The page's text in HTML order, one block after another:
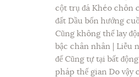
cột trụ đá Khéo chôn
đất Dầu bốn hướng
Cũng không thể lay
bậc chân nhân | Liễu
đế Cũng tự tại bất
pháp thế gian Do vậy